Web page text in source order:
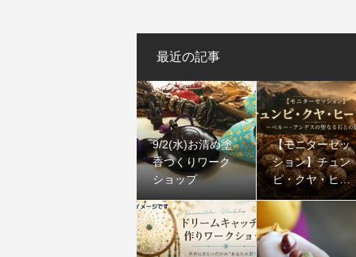
最近の記事
9/2(水)お清め塗
香つくりワーク
ショップ
【モニターセッ
ション】チュン
ピ・クヤ・ヒー
リング｜ペル
ー・アンデスの
聖なる石